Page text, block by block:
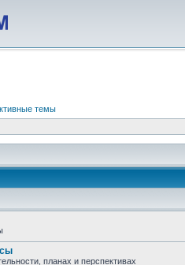
темы
планах и перспективах